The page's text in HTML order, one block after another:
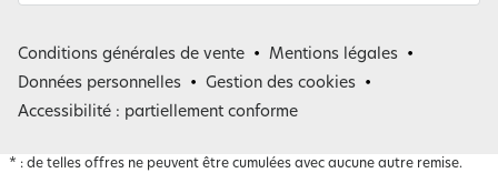
Belgique
Conditions générales de vente
Mentions légales
Données personnelles
Gestion des cookies
Accessibilité : partiellement conforme
* : de telles offres ne peuvent être cumulées avec aucune autre remise.